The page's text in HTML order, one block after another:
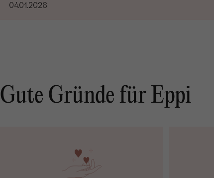
04.01.2026
Gute Gründe für Eppi